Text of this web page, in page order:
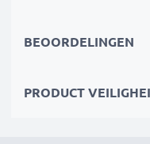
BEOORDELINGEN
PRODUCT